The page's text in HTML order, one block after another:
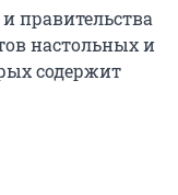
правительства
настольных и
содержит